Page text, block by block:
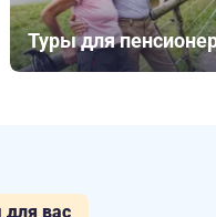
Туры для
для вас